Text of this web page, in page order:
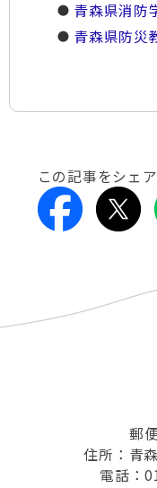
青森県消防
青森県防災
この記事をシェ
郵
住所：青
電話：